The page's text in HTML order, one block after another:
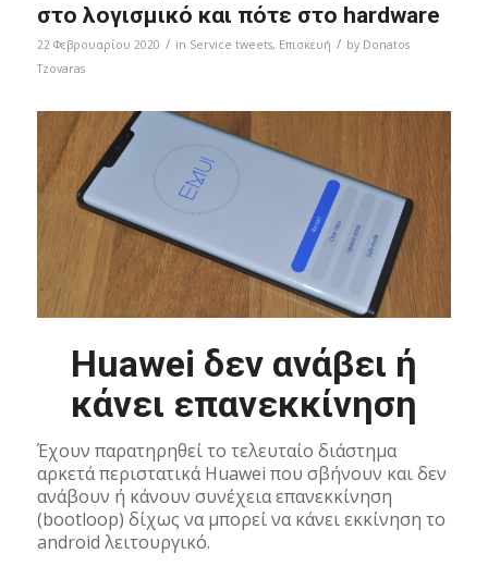
στο λογισμικό και πότε στο hardware
22 Φεβρουαρίου 2020 / in Service tweets, Επισκευή / by Donatos
Tzovaras
Huawei δεν ανάβει ή
κάνει επανεκκίνηση
Έχουν παρατηρηθεί το τελευταίο διάστημα
αρκετά περιστατικά Huawei που σβήνουν και δεν
ανάβουν ή κάνουν συνέχεια επανεκκίνηση
(bootloop) δίχως να μπορεί να κάνει εκκίνηση το
android λειτουργικό.